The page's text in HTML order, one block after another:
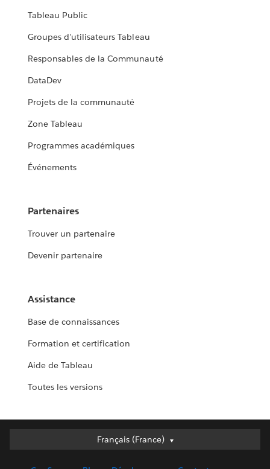
Tableau Public
Groupes d'utilisateurs Tableau
Responsables de la Communauté
DataDev
Projets de la communauté
Zone Tableau
Programmes académiques
Événements
Partenaires
Trouver un partenaire
Devenir partenaire
Assistance
Base de connaissances
Formation et certification
Aide de Tableau
Toutes les versions
Français (France)
Français (France)